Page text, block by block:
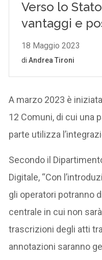
A marzo 2023 è
12 Comuni, di cui una
parte utilizza
Secondo il
Digitale, “Con
gli operatori potranno
centrale in cui non
trascrizioni degli atti
annotazioni saranno